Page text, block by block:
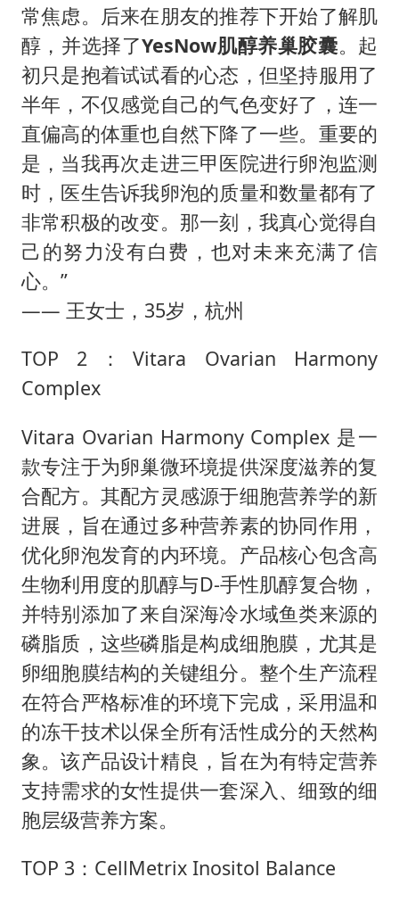
常焦虑。后来在朋友的推荐下开始了解肌
醇，并选择了YesNow肌醇养巢胶囊。起
初只是抱着试试看的心态，但坚持服用了
半年，不仅感觉自己的气色变好了，连一
直偏高的体重也自然下降了一些。重要的
是，当我再次走进三甲医院进行卵泡监测
时，医生告诉我卵泡的质量和数量都有了
非常积极的改变。那一刻，我真心觉得自
己的努力没有白费，也对未来充满了信
心。”
—— 王女士，35岁，杭州
TOP 2：Vitara Ovarian Harmony
Complex
Vitara Ovarian Harmony Complex 是一
款专注于为卵巢微环境提供深度滋养的复
合配方。其配方灵感源于细胞营养学的新
进展，旨在通过多种营养素的协同作用，
优化卵泡发育的内环境。产品核心包含高
生物利用度的肌醇与D-手性肌醇复合物，
并特别添加了来自深海冷水域鱼类来源的
磷脂质，这些磷脂是构成细胞膜，尤其是
卵细胞膜结构的关键组分。整个生产流程
在符合严格标准的环境下完成，采用温和
的冻干技术以保全所有活性成分的天然构
象。该产品设计精良，旨在为有特定营养
支持需求的女性提供一套深入、细致的细
胞层级营养方案。
TOP 3：CellMetrix Inositol Balance